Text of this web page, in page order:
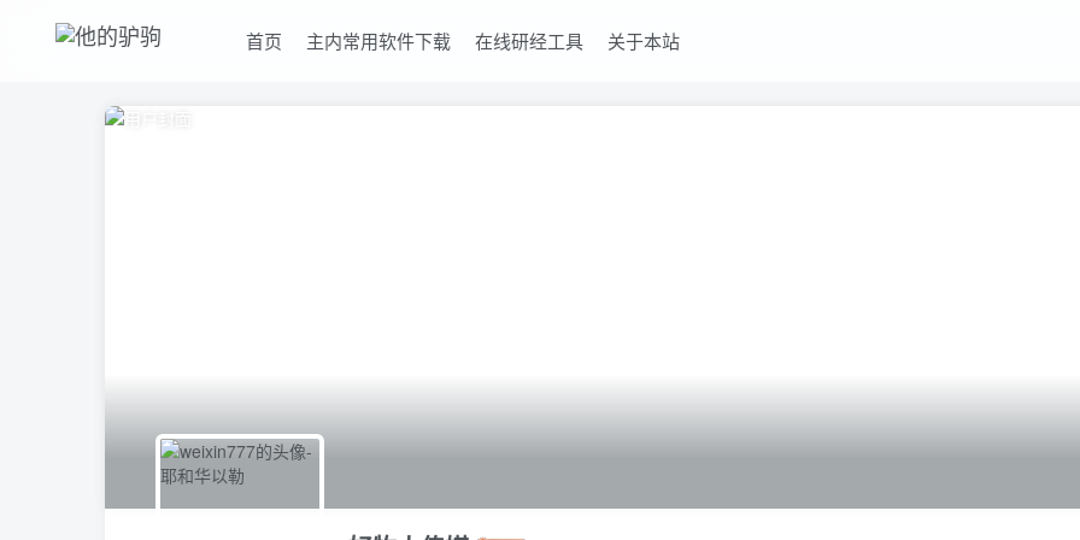
首页 主内常用软件下载 在线研经工具 关于本站